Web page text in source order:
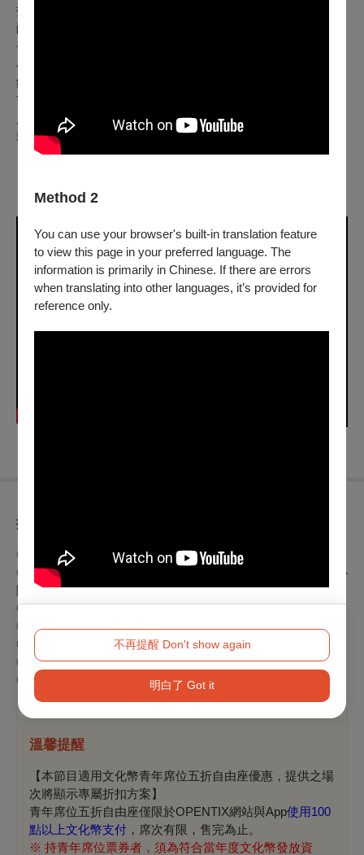
Method 2
You can use your browser's built-in translation feature
to view this page in your preferred language. The
information is primarily in Chinese. If there are errors
when translating into other languages, it’s provided for
reference only.
不再提醒 Don't show again
明白了 Got it
指揮｜李承育
薩克斯風│楊曉恩 張家齊 何冠勳 沈鉑恆 黃瑞仲
長號│王于維 謝蓉慧 鄧亦峻 王翊丞
小號│蔡凱麟 何政融 邵思妤 王昱荃
鋼琴│烏野薰
吉他│陳子彰
貝斯│李明祐
鼓組│郭逸萱
＊購買20張以上團體票，請洽專線02-2737-1881。
折扣方案
◎
7月31日前購票可享早鳥85折優惠
◎身心障礙人士及陪同者1名購票5折優待，入場時應出示身心
障礙證明，陪同者與身障者需同時入場。
◎「HESS專案」8折。
◎ 「RSI專案」8折。
◎ 「TJO社區大學之友」8折。
◎ 「TJO之友」8折。
◎兩廳院之友 9 折。
溫馨提醒
【本節目適用文化幣青年席位五折自由座優惠，提供之場
次將顯示專屬折扣方案】
青年席位五折自由座僅限於OPENTIX網站與App使用100
點以上文化幣支付 ，席次有限，售完為止。
※ 持青年席位票券者，須為符合當年度文化幣發放資